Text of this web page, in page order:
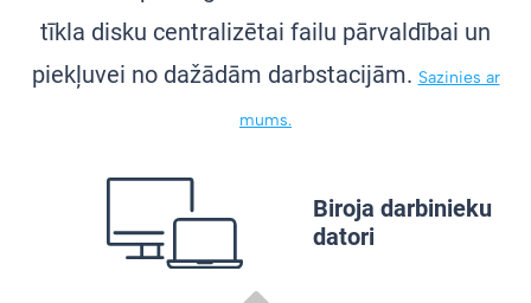
tīkla disku centralizētai failu pārvaldībai un
piekļuvei no dažādām darbstacijām. Sazinies ar
mums.
Biroja darbinieku
datori